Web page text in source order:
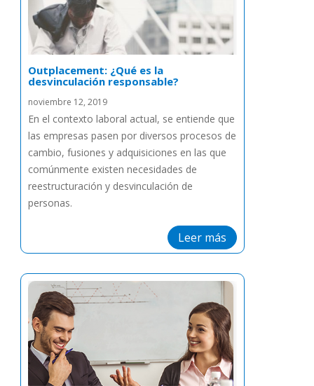
Outplacement: ¿Qué es la
desvinculación responsable?
noviembre 12, 2019
En el contexto laboral actual, se entiende que
las empresas pasen por diversos procesos de
cambio, fusiones y adquisiciones en las que
comúnmente existen necesidades de
reestructuración y desvinculación de
personas.
Leer más